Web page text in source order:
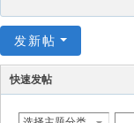
发新帖
快速发帖